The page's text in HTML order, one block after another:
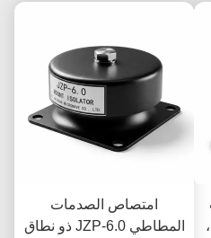
امتصاص الصدمات
المطاطي JZP-6.0 ذو نطاق